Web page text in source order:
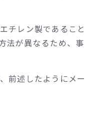
チレン製であること
法が異なるため、事
前述したようにメー